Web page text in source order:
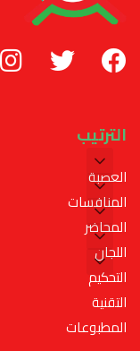
الترتيب
العصبة
المنافسات
المحاضر
اللجان
التحكيم
التقنية
المطبوعات